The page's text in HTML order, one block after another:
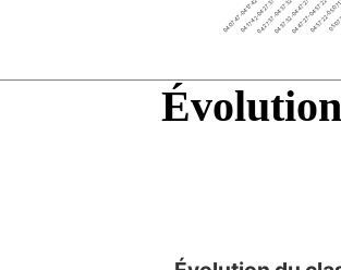
04:07:47-04:17:4204:27:37-04:37:3204:47:27-04:57:22
04:17:42-04:27:3704:37:32-04:47:2704:57:22-